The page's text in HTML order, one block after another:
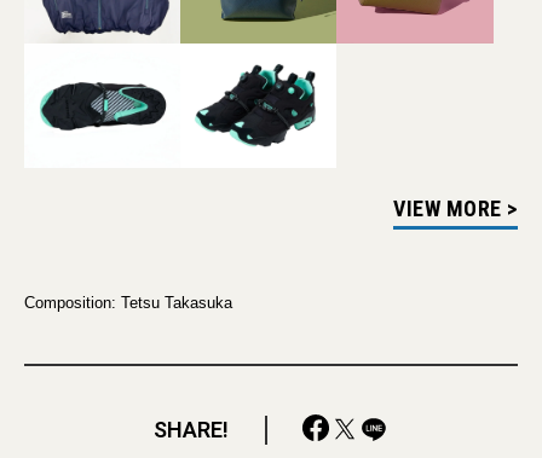
VIEW MORE >
Composition: Tetsu Takasuka
SHARE!